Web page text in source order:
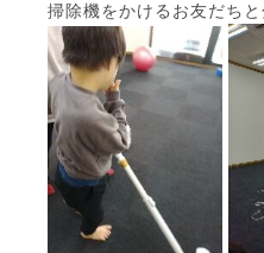
掃除機をかけるお友だち